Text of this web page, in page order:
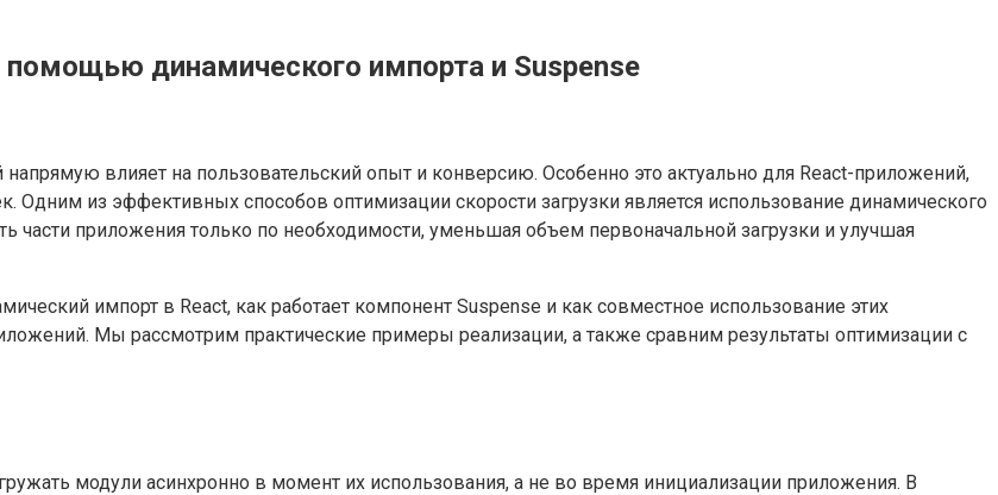
динамического импорта и Suspense
влияет на пользовательский опыт и конверсию. Особенно это актуально для React-приложений,
Одним из эффективных способов оптимизации скорости загрузки является использование динамического
части приложения только по необходимости, уменьшая объем первоначальной загрузки и улучшая
импорт в React, как работает компонент Suspense и как совместное использование этих
Мы рассмотрим практические примеры реализации, а также сравним результаты оптимизации с
модули асинхронно в момент их использования, а не во время инициализации приложения. В